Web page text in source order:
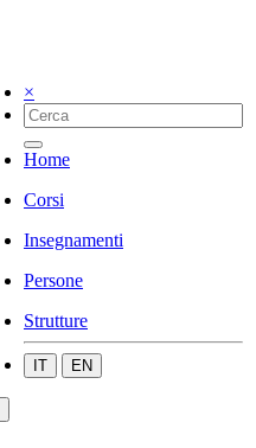
×
Home
Corsi
Insegnamenti
Persone
Strutture
IT EN